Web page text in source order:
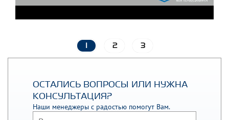
2 3
ОСТАЛИСЬ ВОПРОСЫ ИЛИ НУЖНА
КОНСУЛЬТАЦИЯ?
Наши менеджеры с радостью помогут Вам.